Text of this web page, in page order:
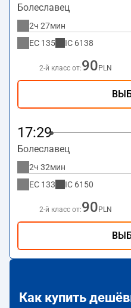
Болеславец
2ч 27мин
EC 135 IC 6138
2-й класс от:90 PLN
17:29
Болеславец
2ч 32мин
EC 133 IC 6150
2-й класс от:90 PLN
Как купить